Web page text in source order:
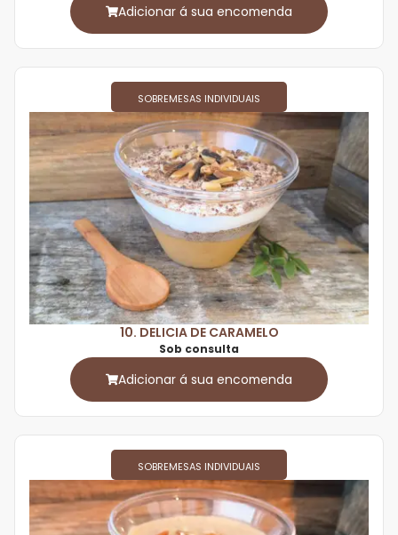
Adicionar á sua encomenda
SOBREMESAS INDIVIDUAIS
10. DELICIA DE CARAMELO
Sob consulta
Adicionar á sua encomenda
SOBREMESAS INDIVIDUAIS